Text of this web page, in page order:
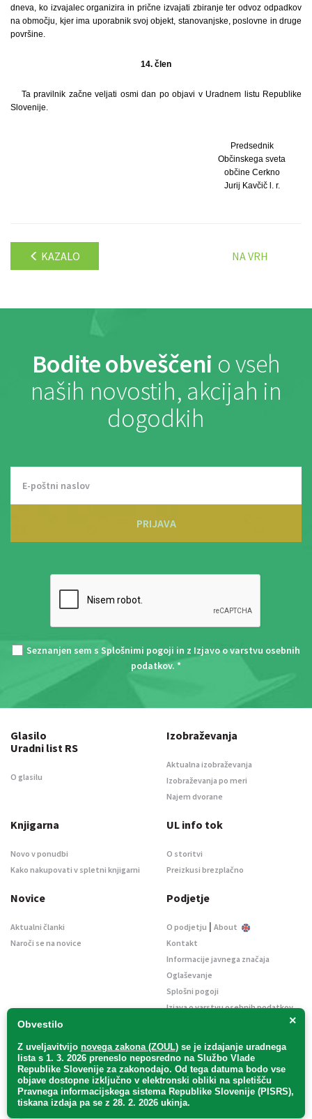
dneva, ko izvajalec organizira in prične izvajati zbiranje ter odvoz odpadkov
na območju, kjer ima uporabnik svoj objekt, stanovanjske, poslovne in druge
površine.
14. člen
Ta pravilnik začne veljati osmi dan po objavi v Uradnem listu Republike
Slovenije.
Predsednik
Občinskega sveta
občine Cerkno
Jurij Kavčič l. r.
KAZALO NA VRH
Bodite obveščeni o vseh
naših novostih, akcijah in
dogodkih
PRIJAVA
Seznanjen sem s Splošnimi pogoji in z Izjavo o varstvu osebnih
podatkov. *
×
Obvestilo
Z uveljavitvijo novega zakona (ZOUL) se je izdajanje uradnega
lista s 1. 3. 2026 preneslo neposredno na Službo Vlade
Republike Slovenije za zakonodajo. Od tega datuma bodo vse
objave dostopne izključno v elektronski obliki na spletišču
Pravnega informacijskega sistema Republike Slovenije (PISRS),
tiskana izdaja pa se z 28. 2. 2026 ukinja.
Glasilo
Uradni list RS
O glasilu
Izobraževanja
Aktualna izobraževanja
Izobraževanja po meri
Najem dvorane
Knjigarna
Novo v ponudbi
Kako nakupovati v spletni knjigarni
UL info tok
O storitvi
Preizkusi brezplačno
Novice
Aktualni članki
Naroči se na novice
Podjetje
O podjetju | About
Kontakt
Informacije javnega značaja
Oglaševanje
Splošni pogoji
Izjava o varstvu osebnih podatkov
Uradni list d. o. o. – v likvidaciji / Vse pravice pridržane.